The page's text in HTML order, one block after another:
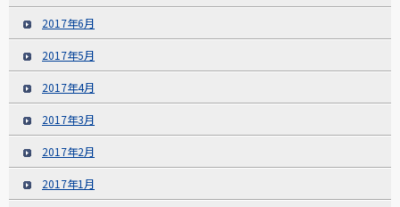
2017年6月
2017年5月
2017年4月
2017年3月
2017年2月
2017年1月